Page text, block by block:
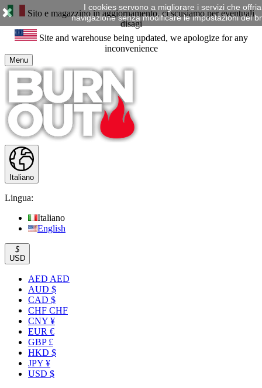
Sito e magazzino in aggiornamento, ci scusiamo per eventuali
disagi
Site and warehouse being updated, we apologize for any
inconvenience
Menu
Italiano
Lingua:
Italiano
English
$
USD
AED AED
AUD $
CAD $
CHF CHF
CNY ¥
EUR €
GBP £
HKD $
JPY ¥
USD $
I cookies servono a migliorare i servizi che
navigazione senza modificare le impostazioni del